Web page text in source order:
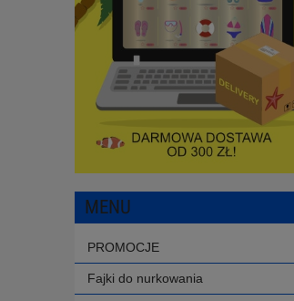
MENU
PROMOCJE
Fajki do nurkowania